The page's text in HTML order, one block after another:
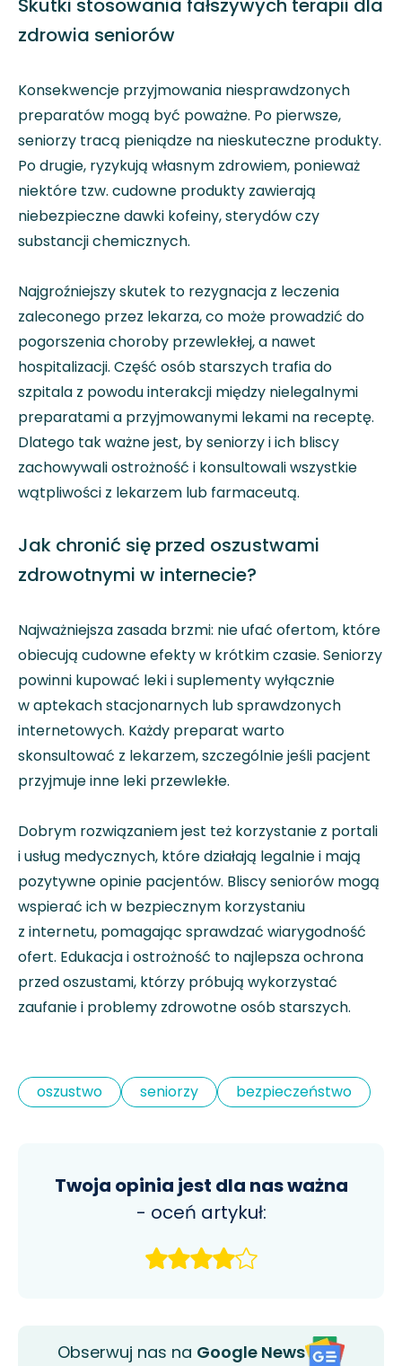
Skutki stosowania fałszywych terapii dla
zdrowia seniorów
Konsekwencje przyjmowania niesprawdzonych
preparatów mogą być poważne. Po pierwsze,
seniorzy tracą pieniądze na nieskuteczne produkty.
Po drugie, ryzykują własnym zdrowiem, ponieważ
niektóre tzw. cudowne produkty zawierają
niebezpieczne dawki kofeiny, sterydów czy
substancji chemicznych.
Najgroźniejszy skutek to rezygnacja z leczenia
zaleconego przez lekarza, co może prowadzić do
pogorszenia choroby przewlekłej, a nawet
hospitalizacji. Część osób starszych trafia do
szpitala z powodu interakcji między nielegalnymi
preparatami a przyjmowanymi lekami na receptę.
Dlatego tak ważne jest, by seniorzy i ich bliscy
zachowywali ostrożność i konsultowali wszystkie
wątpliwości z lekarzem lub farmaceutą.
Jak chronić się przed oszustwami
zdrowotnymi w internecie?
Najważniejsza zasada brzmi: nie ufać ofertom, które
obiecują cudowne efekty w krótkim czasie. Seniorzy
powinni kupować leki i suplementy wyłącznie
w aptekach stacjonarnych lub sprawdzonych
internetowych. Każdy preparat warto
skonsultować z lekarzem, szczególnie jeśli pacjent
przyjmuje inne leki przewlekłe.
Dobrym rozwiązaniem jest też korzystanie z portali
i usług medycznych, które działają legalnie i mają
pozytywne opinie pacjentów. Bliscy seniorów mogą
wspierać ich w bezpiecznym korzystaniu
z internetu, pomagając sprawdzać wiarygodność
ofert. Edukacja i ostrożność to najlepsza ochrona
przed oszustami, którzy próbują wykorzystać
zaufanie i problemy zdrowotne osób starszych.
oszustwo seniorzy bezpieczeństwo
Twoja opinia jest dla nas ważna
- oceń artykuł:
Obserwuj nas na Google News